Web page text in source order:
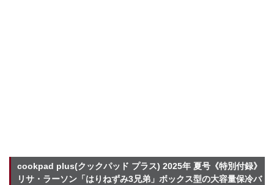
cookpad plus(クックパッド プラス) 2025年 夏号《特別付録》
リサ・ラーソン「はりねずみ3兄弟」ボックス型の大容量保冷バ